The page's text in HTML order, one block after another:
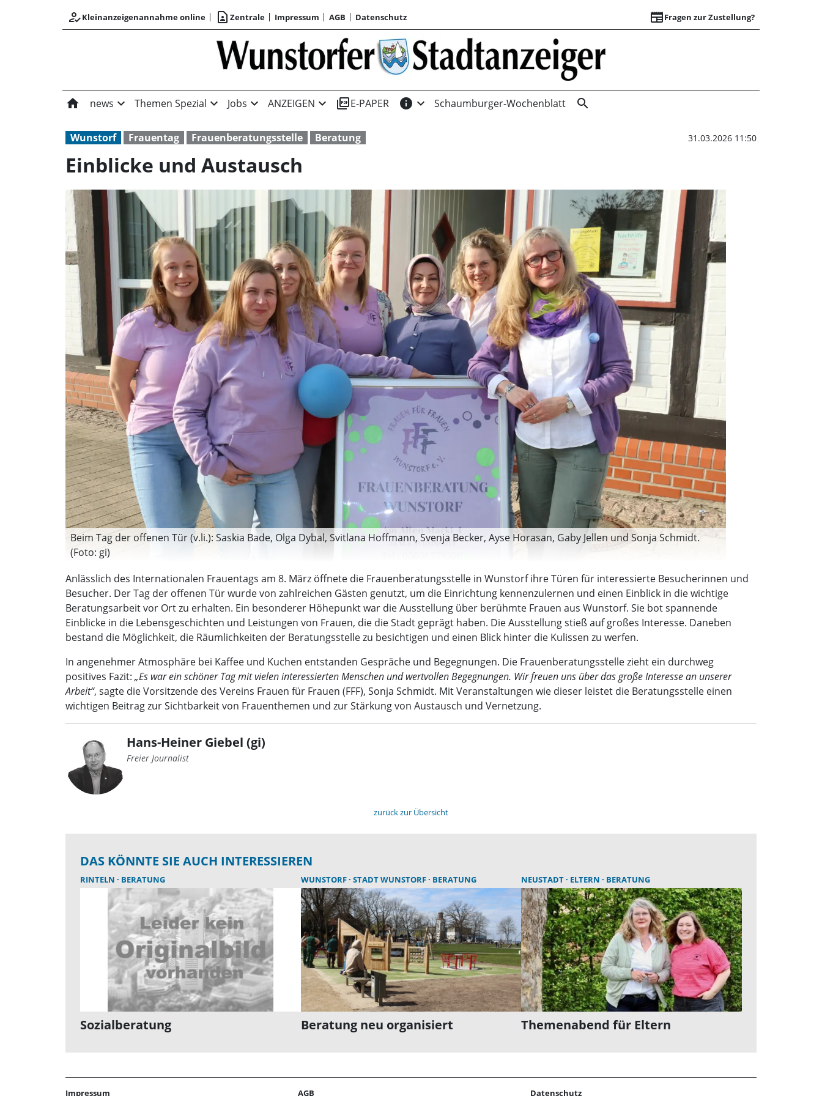
how_to_regKleinanzeigenannahme online contact_page Zentrale Impressum AGB Datenschutz newspaperFragen zur Zustellung?
Einblicke und
home news expand_more Themen Spezial expand_more Jobs expand_more ANZEIGEN expand_more picture_as_pdfE-PAPER info expand_more Schaumburger-Wochenblatt search
Wunstorf Frauentag Frauenberatungsstelle Beratung 31.03.2026 11:50
Einblicke und Austausch
Beim Tag der offenen Tür (v.li.): Saskia Bade, Olga Dybal, Svitlana Hoffmann, Svenja Becker, Ayse Horasan, Gaby Jellen und Sonja Schmidt.
(Foto: gi)
Anlässlich des Internationalen Frauentags am 8. März öffnete die Frauenberatungsstelle in Wunstorf ihre Türen für interessierte Besucherinnen und
Besucher. Der Tag der offenen Tür wurde von zahlreichen Gästen genutzt, um die Einrichtung kennenzulernen und einen Einblick in die wichtige
Beratungsarbeit vor Ort zu erhalten. Ein besonderer Höhepunkt war die Ausstellung über berühmte Frauen aus Wunstorf. Sie bot spannende
Einblicke in die Lebensgeschichten und Leistungen von Frauen, die die Stadt geprägt haben. Die Ausstellung stieß auf großes Interesse. Daneben
bestand die Möglichkeit, die Räumlichkeiten der Beratungsstelle zu besichtigen und einen Blick hinter die Kulissen zu werfen.
In angenehmer Atmosphäre bei Kaffee und Kuchen entstanden Gespräche und Begegnungen. Die Frauenberatungsstelle zieht ein durchweg
positives Fazit: „Es war ein schöner Tag mit vielen interessierten Menschen und wertvollen Begegnungen. Wir freuen uns über das große Interesse an unserer
Arbeit“, sagte die Vorsitzende des Vereins Frauen für Frauen (FFF), Sonja Schmidt. Mit Veranstaltungen wie dieser leistet die Beratungsstelle einen
wichtigen Beitrag zur Sichtbarkeit von Frauenthemen und zur Stärkung von Austausch und Vernetzung.
Hans-Heiner Giebel (gi)
Freier Journalist
zurück zur Übersicht
DAS KÖNNTE SIE AUCH INTERESSIEREN
RINTELN BERATUNG
Sozialberatung
WUNSTORF STADT WUNSTORF BERATUNG
Beratung neu organisiert
NEUSTADT ELTERN BERATUNG
Themenabend für Eltern
Impressum AGB Datenschutz